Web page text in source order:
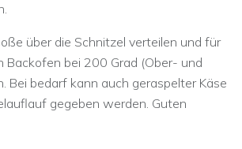
über die Schnitzel verteilen und für
Backofen bei 200 Grad (Ober- und
Bei bedarf kann auch geraspelter Käse
gegeben werden. Guten